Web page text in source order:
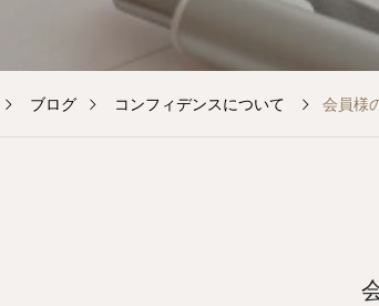
ブログ コンフィデンスについて 会員様